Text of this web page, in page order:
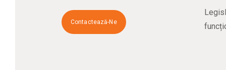
Contactează-Ne